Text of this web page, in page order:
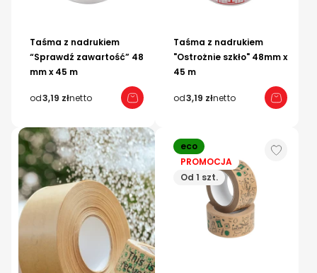
Taśma z nadrukiem
“Sprawdź zawartość” 48
mm x 45 m
od3,19 złnetto
Taśma z nadrukiem
"Ostrożnie szkło" 48mm x
45 m
od3,19 złnetto
eco
PROMOCJA
Od 1 szt.